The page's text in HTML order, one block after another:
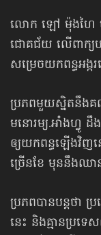
លោក ឡៅ ម៉ុងហៃ ប
ជោគជ័យ លើពាក្យ
សម្រេចយកពន្ធអង្ក
ប្រភពមួយស្និតនឹងគណ
មនោរម្យ.អាំងហ្វូ ដឹង
ឲ្យយកពន្ធឡើងវិញ
ច្រើនខែ មុននឹងឈា
ប្រភពបានបន្តថា
នេះ និងគ្មានប្រទ